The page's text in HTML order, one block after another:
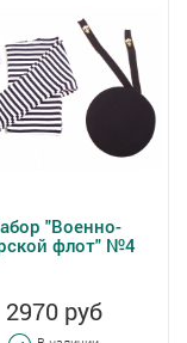
"Военно-
флот" №4
2970 руб